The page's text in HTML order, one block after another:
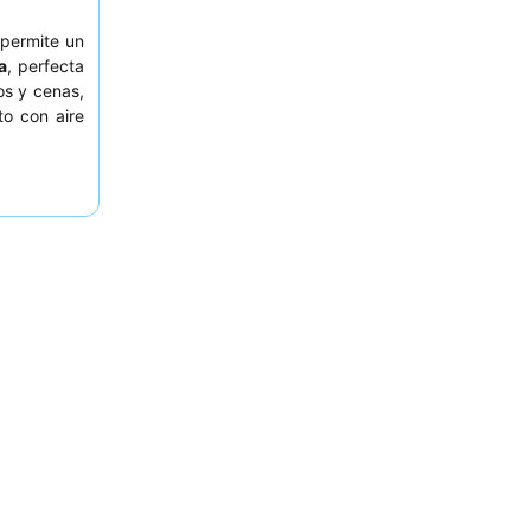
un
, perfecta
y cenas,
con aire